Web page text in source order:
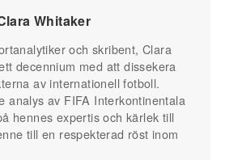
Whitaker
och skribent, Clara
decennium med att dissekera
av internationell fotboll.
analys av FIFA Interkontinentala
hennes expertis och kärlek till
till en respekterad röst inom